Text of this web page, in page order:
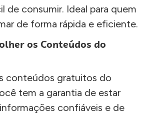
de consumir. Ideal para quem
de forma rápida e eficiente.
os Conteúdos do
conteúdos gratuitos do
tem a garantia de estar
confiáveis e de